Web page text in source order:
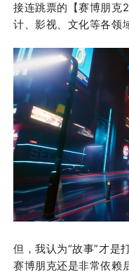
接连跳票的【赛博朋克
计、影视、文化等各领
但，我认为“故事”才是
赛博朋克还是非常依赖